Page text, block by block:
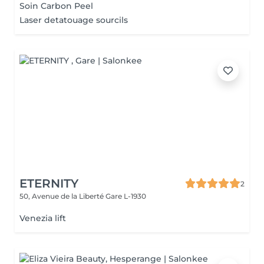
Soin Carbon Peel
Laser detatouage sourcils
ETERNITY
2
50, Avenue de la Liberté Gare L-1930
Venezia lift